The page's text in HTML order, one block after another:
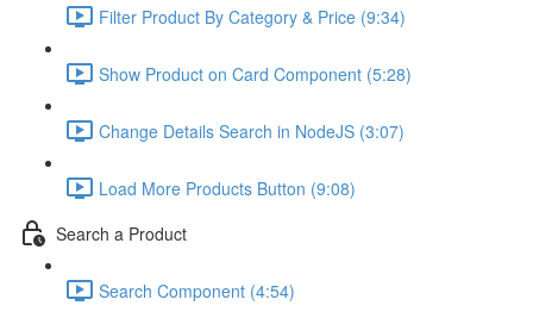
Filter Product By Category & Price (9:34)
Show Product on Card Component (5:28)
Change Details Search in NodeJS (3:07)
Load More Products Button (9:08)
Search a Product
Search Component (4:54)